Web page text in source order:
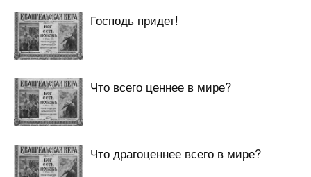
Господь придет!
Что всего ценнее в мире?
Что драгоценнее всего в мире?